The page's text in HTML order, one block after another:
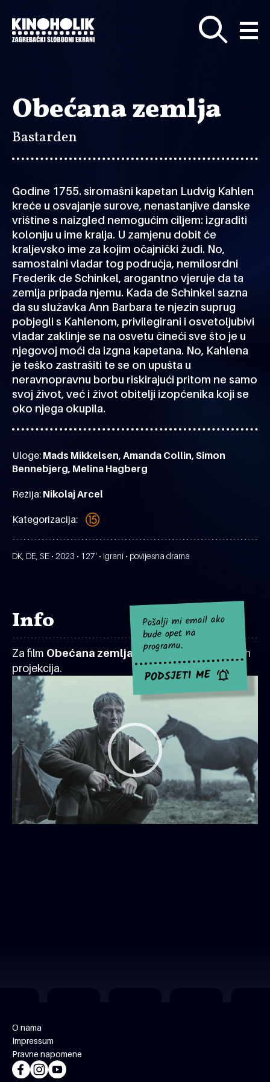
glavni
sadržaj
Obećana zemlja
Bastarden
Godine 1755. siromašni kapetan Ludvig Kahlen
kreće u osvajanje surove, nenastanjive danske
vrištine s naizgled nemogućim ciljem: izgraditi
koloniju u ime kralja. U zamjenu dobit će
kraljevsko ime za kojim očajnički žudi. No,
samostalni vladar tog područja, nemilosrdni
Frederik de Schinkel, arogantno vjeruje da ta
zemlja pripada njemu. Kada de Schinkel sazna
da su služavka Ann Barbara te njezin suprug
pobjegli s Kahlenom, privilegirani i osvetoljubivi
vladar zaklinje se na osvetu čineći sve što je u
njegovoj moći da izgna kapetana. No, Kahlena
je teško zastrašiti te se on upušta u
neravnopravnu borbu riskirajući pritom ne samo
svoj život, već i život obitelji izopćenika koji se
oko njega okupila.
Uloge: Mads Mikkelsen, Amanda Collin, Simon
Bennebjerg, Melina Hagberg
Režija: Nikolaj Arcel
Kategorizacija:
DK, DE, SE • 2023 • 127' • igrani • povijesna drama
Info
Za film Obećana zemlja za sad nema najavljenih
projekcija.
Pošalji mi email ako
bude opet na
programu.
PODSJETI ME
O nama
Impressum
Pravne napomene